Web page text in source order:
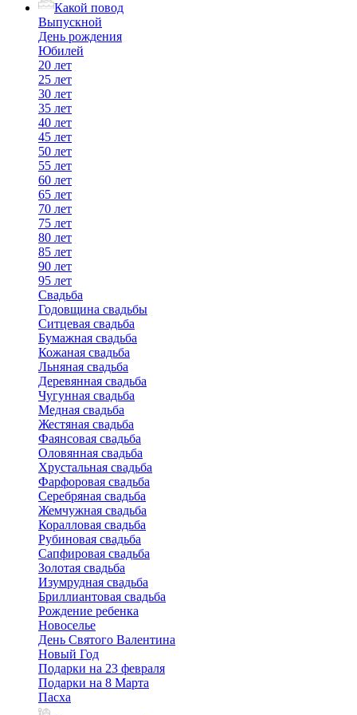
Какой повод
Выпускной
День рождения
Юбилей
20 лет
25 лет
30 лет
35 лет
40 лет
45 лет
50 лет
55 лет
60 лет
65 лет
70 лет
75 лет
80 лет
85 лет
90 лет
95 лет
Свадьба
Годовщина свадьбы
Ситцевая свадьба
Бумажная свадьба
Кожаная свадьба
Льняная свадьба
Деревянная свадьба
Чугунная свадьба
Медная свадьба
Жестяная свадьба
Фаянсовая свадьба
Оловянная свадьба
Хрустальная свадьба
Фарфоровая свадьба
Серебряная свадьба
Жемчужная свадьба
Коралловая свадьба
Рубиновая свадьба
Сапфировая свадьба
Золотая свадьба
Изумрудная свадьба
Бриллиантовая свадьба
Рождение ребенка
Новоселье
День Святого Валентина
Новый Год
Подарки на 23 февраля
Подарки на 8 Марта
Пасха